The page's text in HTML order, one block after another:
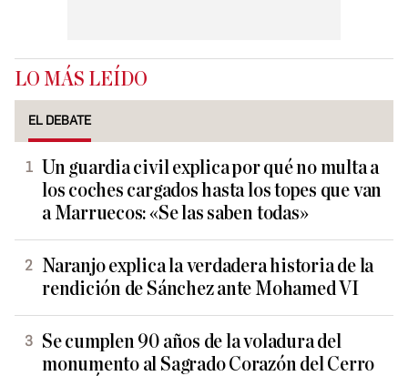
LO MÁS LEÍDO
EL DEBATE
Un guardia civil explica por qué no multa a
los coches cargados hasta los topes que van
a Marruecos: «Se las saben todas»
Naranjo explica la verdadera historia de la
rendición de Sánchez ante Mohamed VI
Se cumplen 90 años de la voladura del
monumento al Sagrado Corazón del Cerro